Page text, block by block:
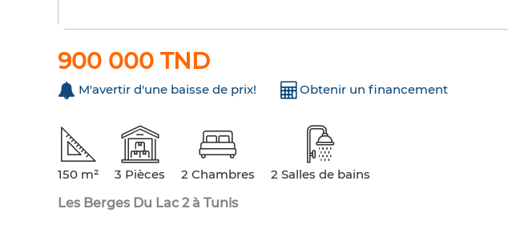
900 000 TND
M'avertir d'une baisse de prix! Obtenir un financement
150 m² 3 Pièces 2 Chambres
2 Salles de bains
Les Berges Du Lac 2 à Tunis